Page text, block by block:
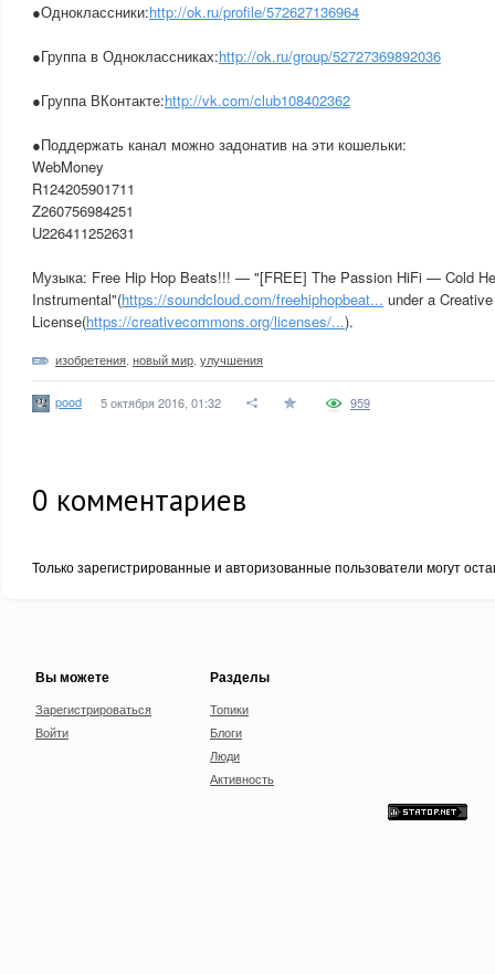
●Одноклассники:http://ok.ru/profile/572627136964
●Группа в Одноклассниках:http://ok.ru/group/52727369892036
●Группа ВКонтакте:http://vk.com/club108402362
●Поддержать канал можно задонатив на эти кошельки:
WebMoney
R124205901711
Z260756984251
U226411252631
Музыка: Free Hip Hop Beats!!! — "[FREE] The Passion HiFi — Cold
Instrumental"(https://soundcloud.com/freehiphopbeat... under a
License(https://creativecommons.org/licenses/...).
изобретения новый мир улучшения
pood 5 октября 2016, 01:32 959
0 комментариев
Только зарегистрированные и авторизованные пользователи могут
Вы можете
Зарегистрироваться
Войти
Разделы
Топики
Блоги
Люди
Активность